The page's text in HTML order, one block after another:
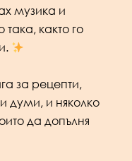
музика и
така, както го
за рецепти,
думи, и няколко
да допълня